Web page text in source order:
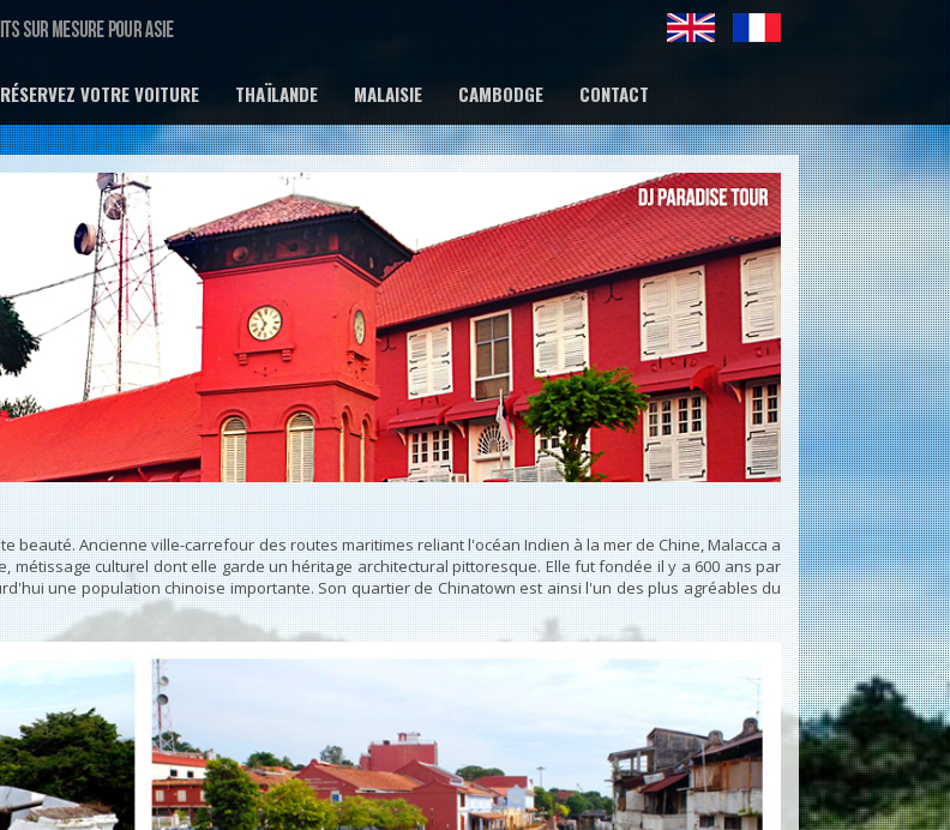
VOTRE VOITURE THAÏLANDE MALAISIE CAMBODGE CONTACT
beauté. Ancienne ville-carrefour des routes maritimes reliant l'océan Indien à la mer de Chine, Malacca a
culturel dont elle garde un héritage architectural pittoresque. Elle fut fondée il y a 600 ans par
une population chinoise importante. Son quartier de Chinatown est ainsi l'un des plus agréables du